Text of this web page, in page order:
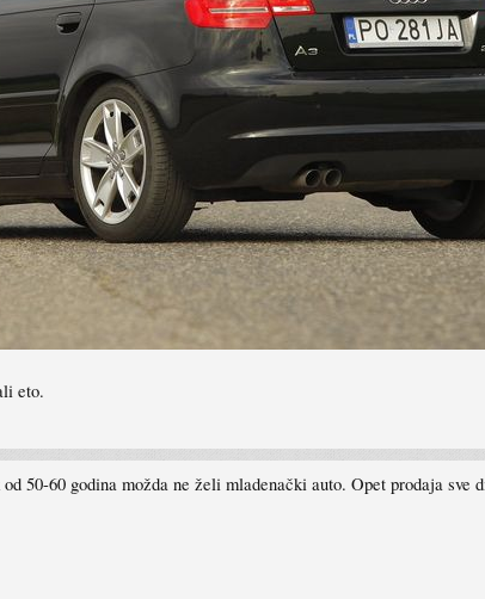
eto.
50-60 godina možda ne želi mladenački auto. Opet prodaja